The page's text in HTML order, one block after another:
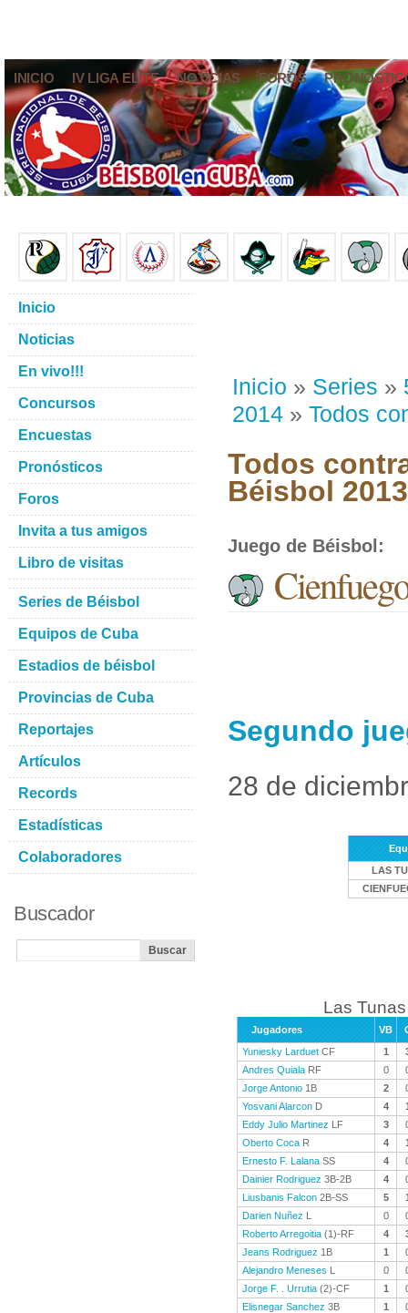
INICIO IV LIGA ELITE NOTICIAS FOROS
Inicio » Series »
2014 » Todos
Todos
Béisbol
Juego de Béisbol :
Segundo
28 de
LAS
Las
Jugadores VB
Yuniesky Larduet CF 1
Andres Quiala RF 0
Jorge Antonio 1B 2
Yosvani Alarcon D 4
Eddy Julio Martinez LF 3
Oberto Coca R 4
Ernesto F. Lalana SS 4
Dainier Rodriguez 3B-2B 4
Liusbanis Falcon 2B-SS 5
Darien Nuñez L 0
Roberto Arregoitia (1)-RF 4
Jeans Rodriguez 1B 1
Alejandro Meneses L 0
Jorge F. . Urrutia (2)-CF 1
Elisnegar Sanchez 3B 1
Inicio
Noticias
En vivo!!!
Concursos
Encuestas
Pronósticos
Foros
Invita a tus amigos
Libro de visitas
Series de Béisbol
Equipos de Cuba
Estadios de béisbol
Provincias de Cuba
Reportajes
Artículos
Records
Estadísticas
Colaboradores
Buscador